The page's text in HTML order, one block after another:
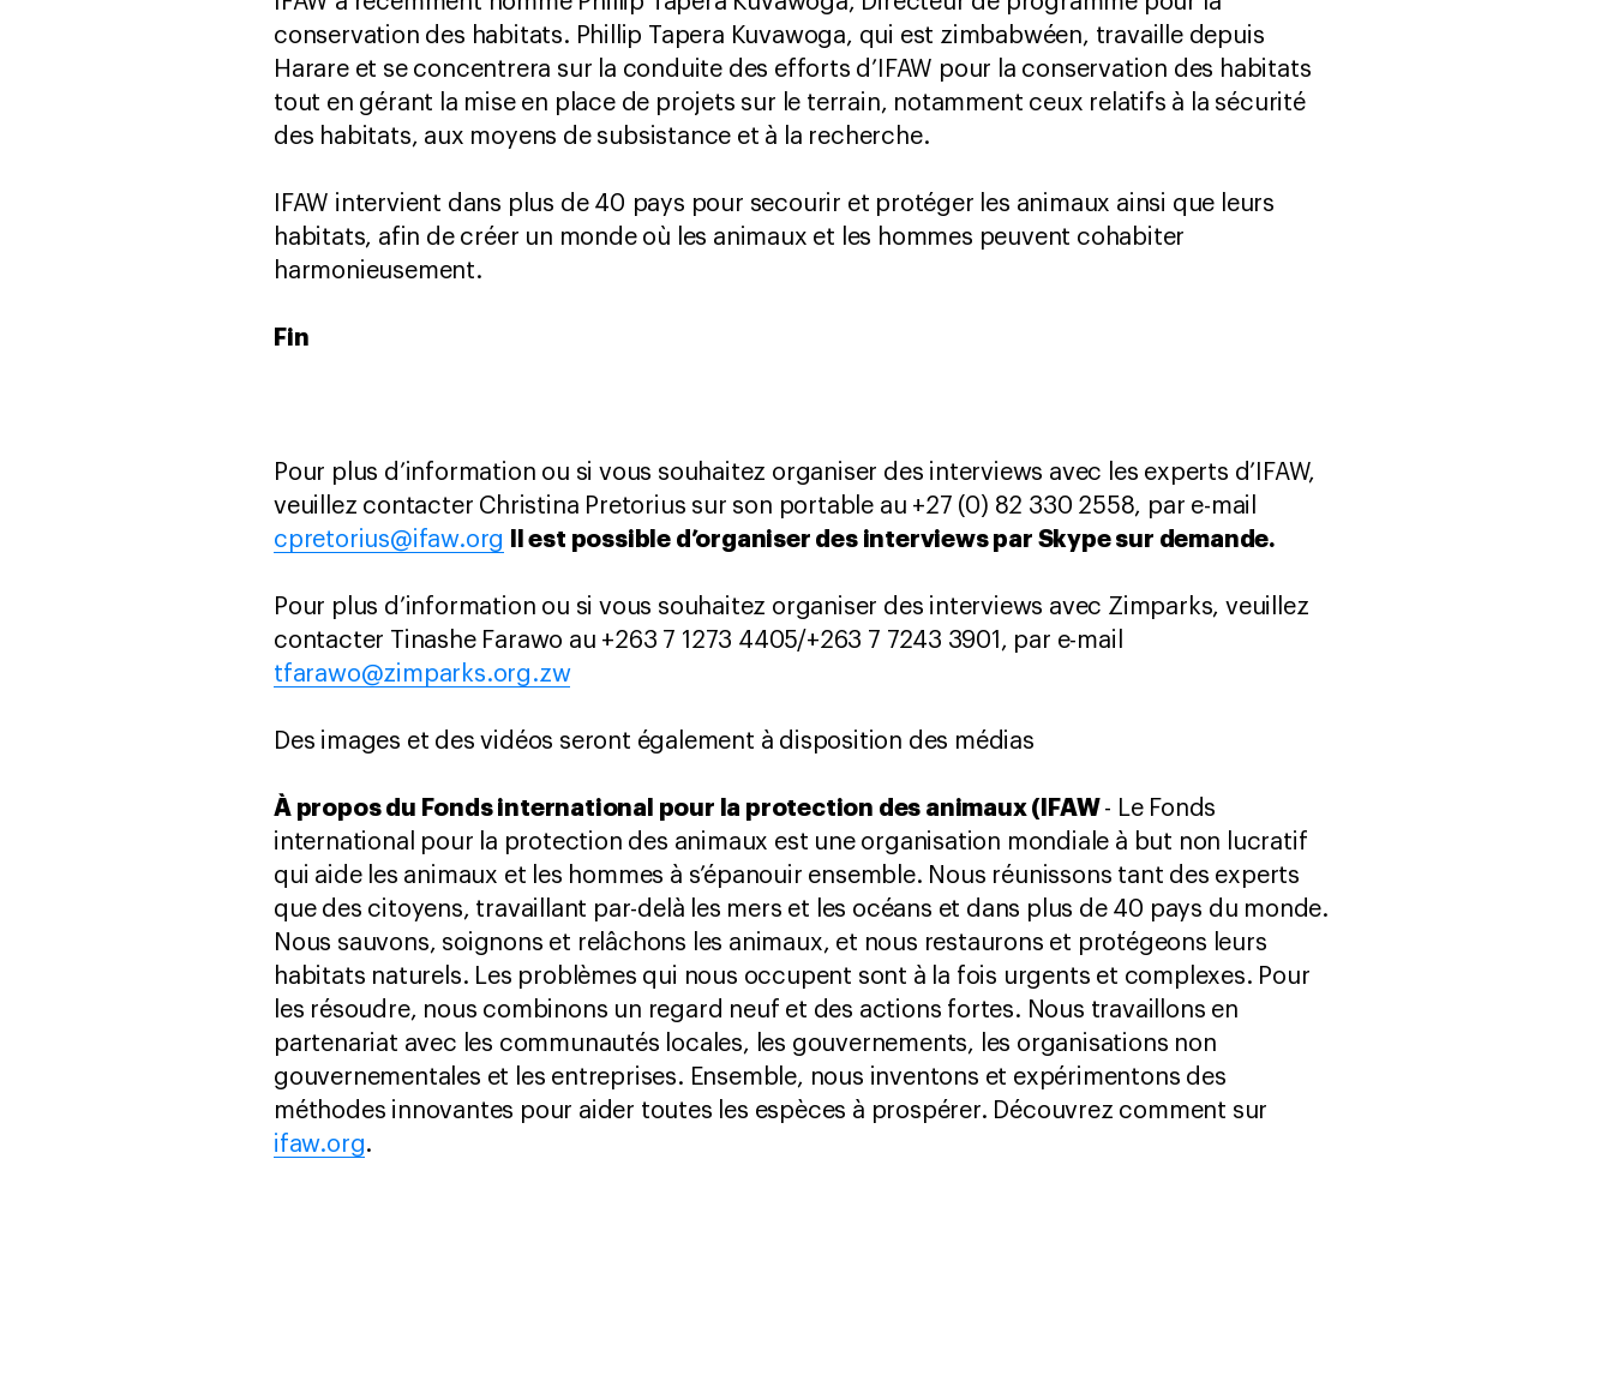
conservation des habitats. Phillip Tapera Kuvawoga, qui est zimbabwéen, travaille depuis
Harare et se concentrera sur la conduite des efforts d’IFAW pour la conservation des habitats
tout en gérant la mise en place de projets sur le terrain, notamment ceux relatifs à la sécurité
des habitats, aux moyens de subsistance et à la recherche.
IFAW intervient dans plus de 40 pays pour secourir et protéger les animaux ainsi que leurs
habitats, afin de créer un monde où les animaux et les hommes peuvent cohabiter
harmonieusement.
Fin
Pour plus d’information ou si vous souhaitez organiser des interviews avec les experts d’IFAW,
veuillez contacter Christina Pretorius sur son portable au +27 (0) 82 330 2558, par e-mail
cpretorius@ifaw.org
Il est possible d’organiser des interviews par Skype sur demande.
Pour plus d’information ou si vous souhaitez organiser des interviews avec Zimparks, veuillez
contacter Tinashe Farawo au +263 7 1273 4405/+263 7 7243 3901, par e-mail
tfarawo@zimparks.org.zw
Des images et des vidéos seront également à disposition des médias
À propos du Fonds international pour la protection des animaux (IFAW - Le Fonds
international pour la protection des animaux est une organisation mondiale à but non lucratif
qui aide les animaux et les hommes à s’épanouir ensemble. Nous réunissons tant des experts
que des citoyens, travaillant par-delà les mers et les océans et dans plus de 40 pays du monde.
Nous sauvons, soignons et relâchons les animaux, et nous restaurons et protégeons leurs
habitats naturels. Les problèmes qui nous occupent sont à la fois urgents et complexes. Pour
les résoudre, nous combinons un regard neuf et des actions fortes. Nous travaillons en
partenariat avec les communautés locales, les gouvernements, les organisations non
gouvernementales et les entreprises. Ensemble, nous inventons et expérimentons des
méthodes innovantes pour aider toutes les espèces à prospérer. Découvrez comment sur
ifaw.org.